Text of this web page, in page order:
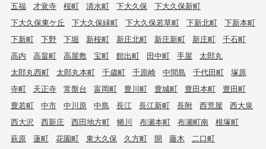
五福
才覚寺 桜町 清水町 下大久保
下大久保新町
下大久保東ケ丘
下大久保緑町 下大久保若草町 下新北町
下新本町
下新町
下野 下堀 新桜町 新庄北町 新庄新町 新庄町
千石町
高内
高畠町 高屋敷 宝町 館出町 田中町 手屋
太郎丸
太郎丸西町
太郎丸本町 千歳町 千原崎 中間島 千代田町
塚原
寺町
天正寺 常盤台 富岡町 豊川町 豊城町 豊田本町
豊田町
豊若町
中市 中川原 中島 長江 長江新町 長附 西荒屋
西大泉
西大沢
西新庄 西田地方町 蜷川 布瀬本町 布瀬町南
根塚町
萩原
蓮町 花園町 東大久保 久方町 開 藤木
二口町